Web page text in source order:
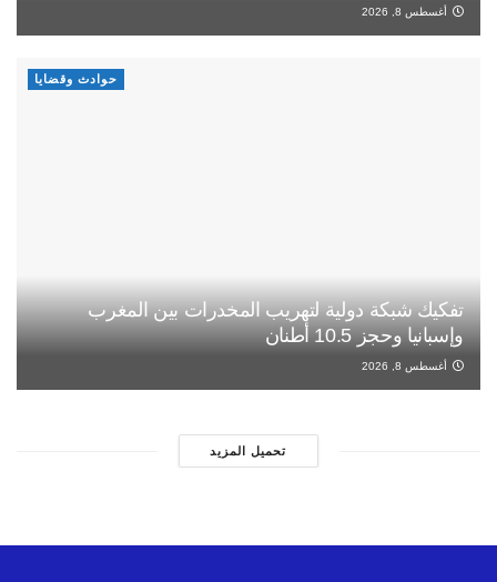
أغسطس 8, 2026
حوادث وقضايا
تفكيك شبكة دولية لتهريب المخدرات بين المغرب
وإسبانيا وحجز 10.5 أطنان
أغسطس 8, 2026
تحميل المزيد